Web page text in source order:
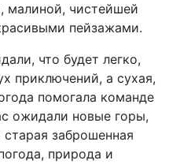
малиной, чистейшей
пейзажами.
что будет легко,
приключений, а сухая,
помогала команде
ожидали новые горы,
заброшенная
природа и